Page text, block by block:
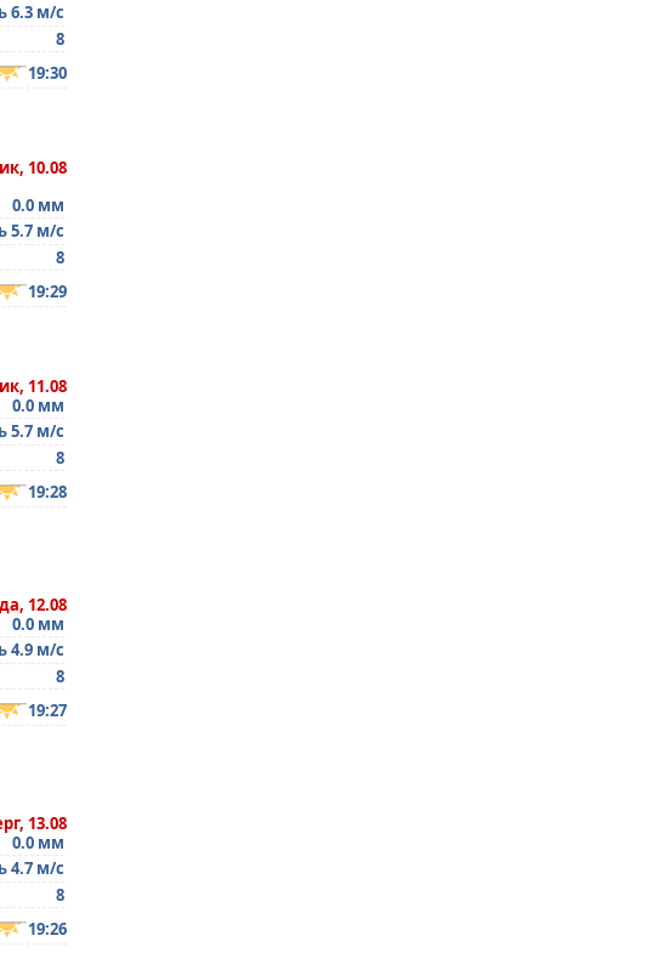
6.3 м/с
8
19:30
10.08
0.0 мм
5.7 м/с
8
19:29
11.08
0.0 мм
5.7 м/с
8
19:28
12.08
0.0 мм
4.9 м/с
8
19:27
13.08
0.0 мм
4.7 м/с
8
19:26